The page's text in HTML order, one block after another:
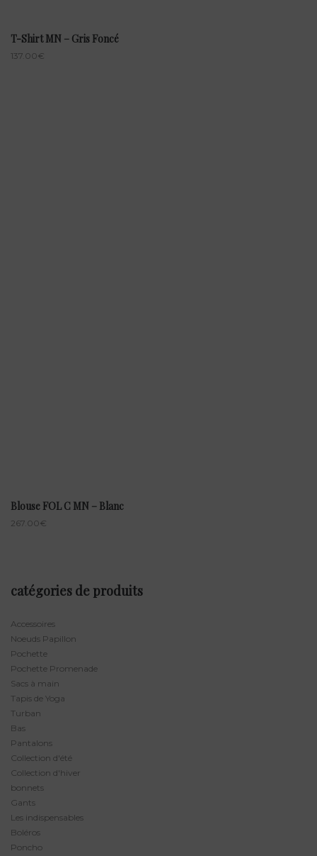
T-Shirt MN – Gris Foncé
137.00€
Blouse FOL C MN – Blanc
267.00€
catégories de produits
Accessoires
Noeuds Papillon
Pochette
Pochette Promenade
Sacs à main
Tapis de Yoga
Turban
Bas
Pantalons
Collection d'été
Collection d'hiver
bonnets
Gants
Les indispensables
Boléros
Poncho